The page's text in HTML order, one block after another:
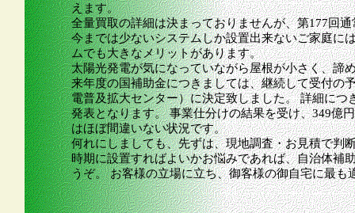
えます。
全量買取の詳細は決まっておりませんが、第177回
今までは少ないシステムしか設置出来ないご家庭に
ムでも大きなメリットがあります。
太陽光発電が気になっていながら屋根が小さく、諦
来年度の国補助金につきましては、継続して受付の
電普及拡大センター）に決定致しました。 詳細に
発表となります。 事業仕分けの結果を受け、349億
はほぼ間違いない状況です。
何れにしましても、先ずは、現地調査・お見積で判
時期に設置すればよいかお悩みであれば、自治体補
うぞ。 お客様の立場に立ち、御客様の御自宅に最